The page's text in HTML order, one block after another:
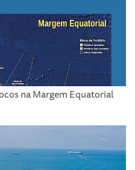
na Margem Equatorial